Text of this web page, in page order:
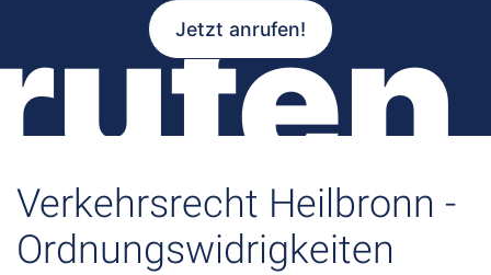
Jetzt anrufen!
Verkehrsrecht Heilbronn -
Ordnungswidrigkeiten